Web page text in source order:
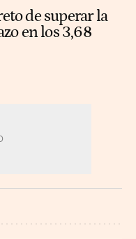
de superar la
en los 3,68